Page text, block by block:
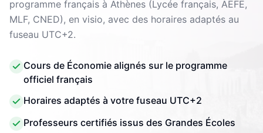
programme français à Athènes (Lycée français, AEFE,
MLF, CNED), en visio, avec des horaires adaptés au
fuseau UTC+2.
Cours de Économie alignés sur le programme
officiel français
Horaires adaptés à votre fuseau UTC+2
Professeurs certifiés issus des Grandes Écoles